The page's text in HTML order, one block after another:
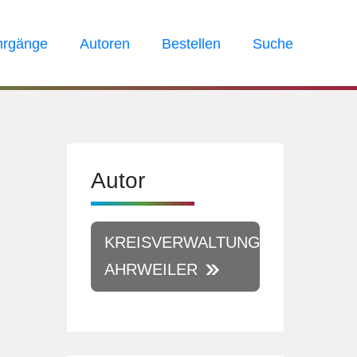
Autoren Bestellen Suche
Autor
KREISVERWALTUNG
AHRWEILER